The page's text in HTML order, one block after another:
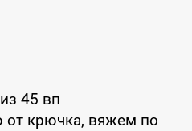
45 вп
от крючка, вяжем по